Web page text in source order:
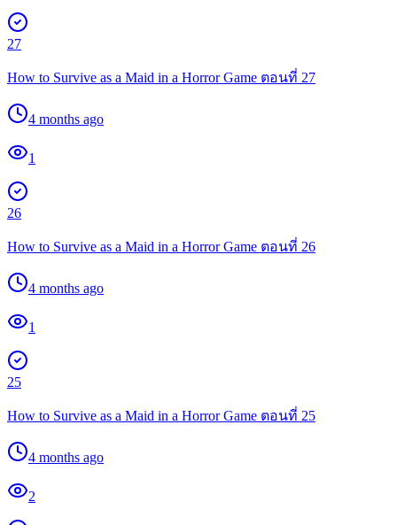
27
How to Survive as a Maid in a Horror Game ตอนที่ 27
4 months ago
1
26
How to Survive as a Maid in a Horror Game ตอนที่ 26
4 months ago
1
25
How to Survive as a Maid in a Horror Game ตอนที่ 25
4 months ago
2